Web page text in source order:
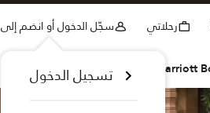
رحلاتي سجّل الدخول أو انضم إلى
تسجيل الدخول